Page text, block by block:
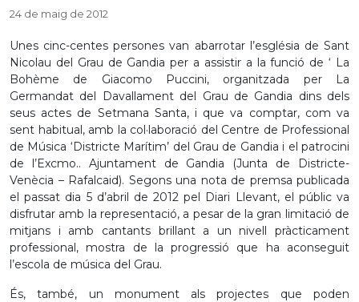
24 de maig de 2012
Unes cinc-centes persones van abarrotar l’església de Sant
Nicolau del Grau de Gandia per a assistir a la funció de ‘ La
Bohème de Giacomo Puccini, organitzada per La
Germandat del Davallament del Grau de Gandia dins dels
seus actes de Setmana Santa, i que va comptar, com va
sent habitual, amb la col·laboració del Centre de Professional
de Música ‘Districte Marítim’ del Grau de Gandia i el patrocini
de l’Excmo.. Ajuntament de Gandia (Junta de Districte-
Venècia – Rafalcaid). Segons una nota de premsa publicada
el passat dia 5 d’abril de 2012 pel Diari Llevant, el públic va
disfrutar amb la representació, a pesar de la gran limitació de
mitjans i amb cantants brillant a un nivell pràcticament
professional, mostra de la progressió que ha aconseguit
l’escola de música del Grau.
És, també, un monument als projectes que poden